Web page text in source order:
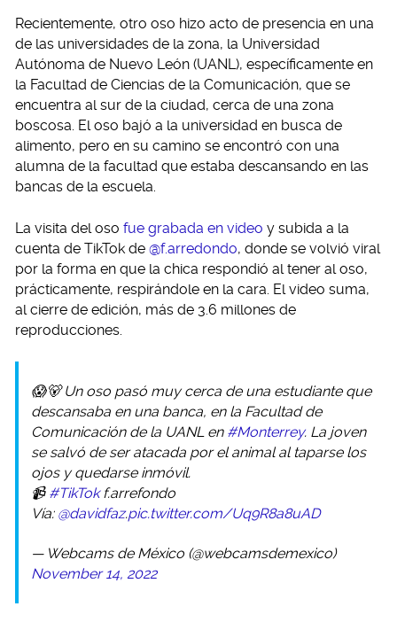
Recientemente, otro oso hizo acto de presencia en una
de las universidades de la zona, la Universidad
Autónoma de Nuevo León (UANL), específicamente en
la Facultad de Ciencias de la Comunicación, que se
encuentra al sur de la ciudad, cerca de una zona
boscosa. El oso bajó a la universidad en busca de
alimento, pero en su camino se encontró con una
alumna de la facultad que estaba descansando en las
bancas de la escuela.
La visita del oso fue grabada en video y subida a la
cuenta de TikTok de @f.arredondo, donde se volvió viral
por la forma en que la chica respondió al tener al oso,
prácticamente, respirándole en la cara. El video suma,
al cierre de edición, más de 3.6 millones de
reproducciones.
😱🐻 Un oso pasó muy cerca de una estudiante que
descansaba en una banca, en la Facultad de
Comunicación de la UANL en #Monterrey. La joven
se salvó de ser atacada por el animal al taparse los
ojos y quedarse inmóvil.
📹 #TikTokf.arrefondo
Vía: @davidfaz.pic.twitter.com/Uq9R8a8uAD
— Webcams de México (@webcamsdemexico)
November 14, 2022